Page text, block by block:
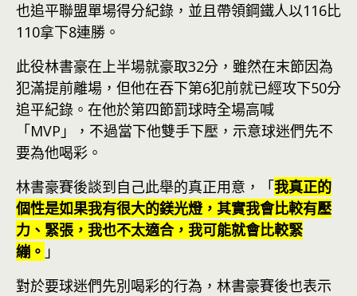
也追平聯盟單場得分紀錄，並且帶領鋼鐵人以116比
110拿下8連勝。
此役林書豪在上半場就豪取32分，雖然在末節因為
犯滿提前離場，但他在吞下第6犯前就已經攻下50分
追平紀錄。在他於第四節罰球時全場高喊
「MVP」，不過當下他雙手下壓，示意球迷們先不
要為他喝彩。
林書豪賽後談到自己此舉的真正用意，「我真正的
個性是如果我有很大的鎂光燈，其實我會比較有壓
力、緊張，我也不太適合，我可能就會比較緊
繃。 」
對於要球迷們先別喝彩的行為，林書豪賽後也表示